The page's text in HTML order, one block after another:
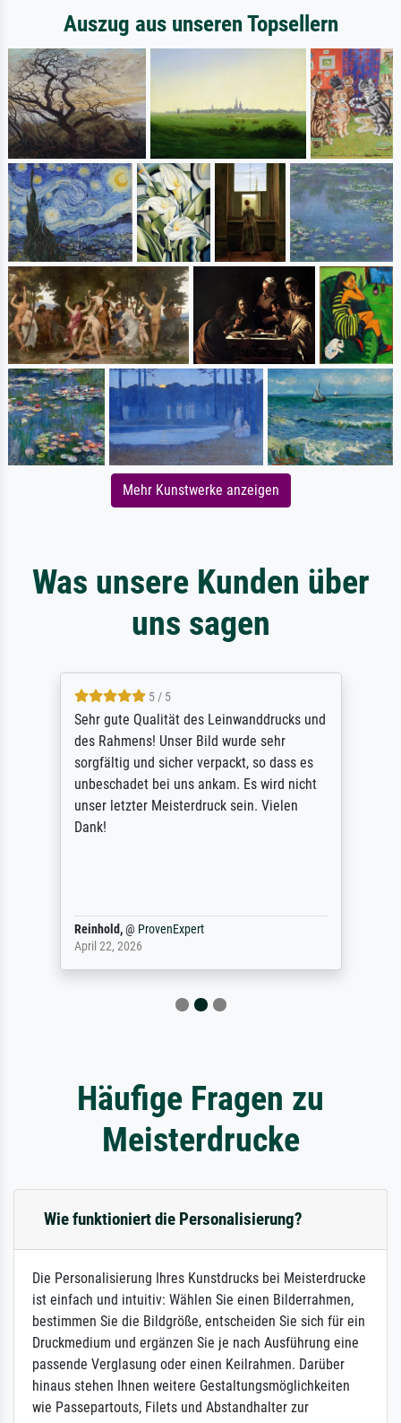
Auszug aus unseren Topsellern
Mehr Kunstwerke anzeigen
Was unsere Kunden über
uns sagen
5 / 5
Sehr gute Qualität des Leinwanddrucks und
des Rahmens! Unser Bild wurde sehr
sorgfältig und sicher verpackt, so dass es
unbeschadet bei uns ankam. Es wird nicht
unser letzter Meisterdruck sein. Vielen
Dank!
Reinhold,@ ProvenExpert
April 22, 2026
Häufige Fragen zu
Meisterdrucke
Wie funktioniert die Personalisierung?
Die Personalisierung Ihres Kunstdrucks bei Meisterdrucke
ist einfach und intuitiv: Wählen Sie einen Bilderrahmen,
bestimmen Sie die Bildgröße, entscheiden Sie sich für ein
Druckmedium und ergänzen Sie je nach Ausführung eine
passende Verglasung oder einen Keilrahmen. Darüber
hinaus stehen Ihnen weitere Gestaltungsmöglichkeiten
wie Passepartouts, Filets und Abstandhalter zur